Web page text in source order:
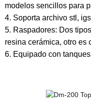
modelos sencillos para
4. Soporta archivo stl,
5. Raspadores: Dos
resina cerámica, otro es
6. Equipado con